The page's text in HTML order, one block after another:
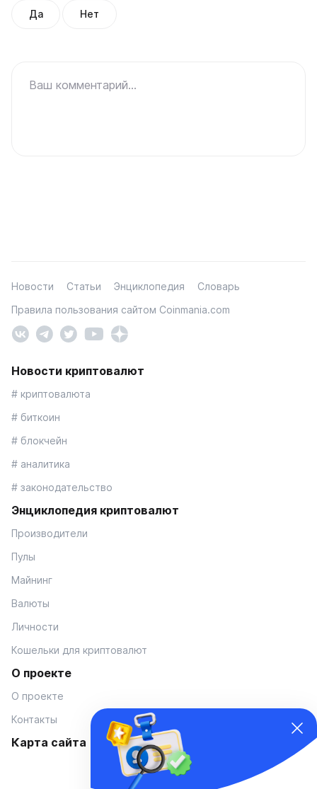
Да Нет
Ваш комментарий...
Новости Статьи Энциклопедия
Словарь
Правила пользования сайтом Coinmania.com
Новости криптовалют
# криптовалюта
# биткоин
# блокчейн
# аналитика
# законодательство
Энциклопедия криптовалют
Производители
Пулы
Майнинг
Валюты
Личности
Кошельки для криптовалют
О проекте
О проекте
Контакты
Карта сайта